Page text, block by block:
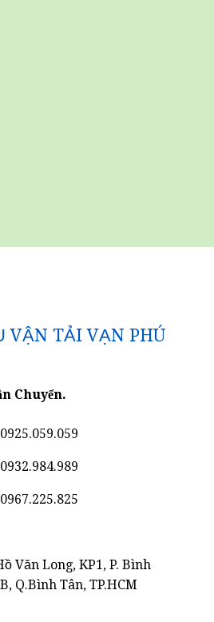
VẬN TẢI VẠN PHÚ
Chuyển.
Văn Long, KP1, P. Bình
Q.Bình Tân, TP.HCM